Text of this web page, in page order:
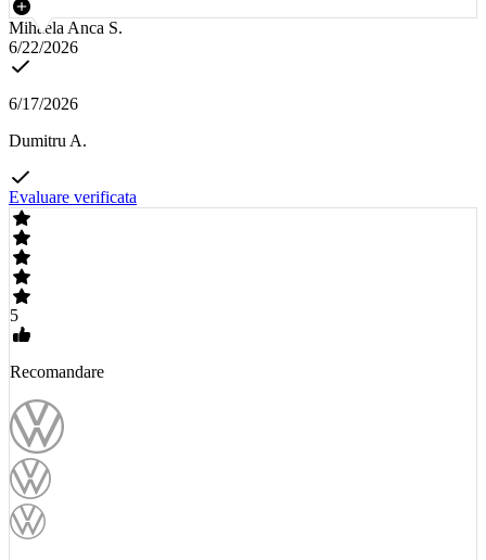
Mihaela Anca S.
6/22/2026
6/17/2026
Dumitru A.
Evaluare verificata
5
Recomandare